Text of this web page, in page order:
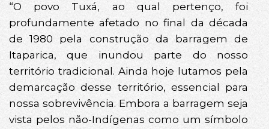
“O povo Tuxá, ao qual pertenço, foi
profundamente afetado no final da década
de 1980 pela construção da barragem de
Itaparica, que inundou parte do nosso
território tradicional. Ainda hoje lutamos pela
demarcação desse território, essencial para
nossa sobrevivência. Embora a barragem seja
vista pelos não-Indígenas como um símbolo